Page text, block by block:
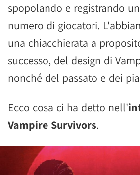
spopolando e registrando
numero di giocatori.
una chiacchierata a
successo, del design di
nonché del passato e dei
Ecco cosa ci ha detto nell'
Vampire Survivors.